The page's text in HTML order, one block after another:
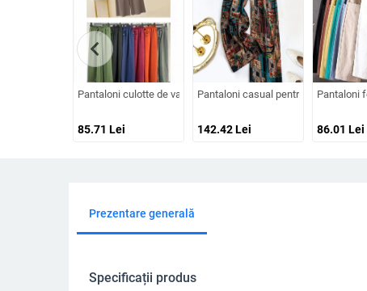
Pantaloni culotte de vară, talie înaltă, croi lejer, mărime plus,
85.71 Lei
Pantaloni casual pentru femei, stil
142.42Lei
Pantaloni
86.01 Lei
chevron_left
Prezentare generală
Specificații produs